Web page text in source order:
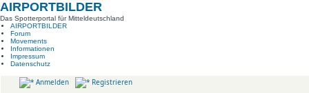
AIRPORTBILDER
Das Spotterportal für Mitteldeutschland
AIRPORTBILDER
Forum
Movements
Informationen
Impressum
Datenschutz
Anmelden Registrieren